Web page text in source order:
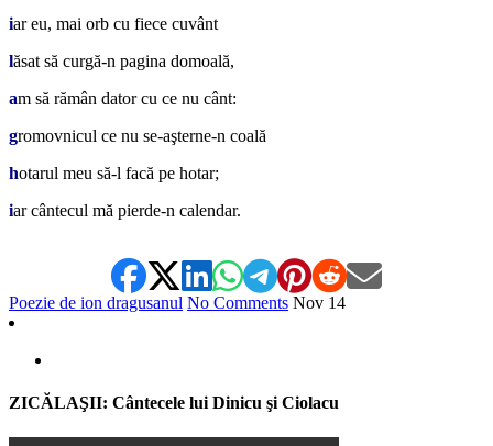
iar eu, mai orb cu fiece cuvânt
lăsat să curgă-n pagina domoală,
am să rămân dator cu ce nu cânt:
gromovnicul ce nu se-aşterne-n coală
hotarul meu să-l facă pe hotar;
iar cântecul mă pierde-n calendar.
Poezie de ion dragusanul No Comments Nov 14
ZICĂLAŞII: Cântecele lui Dinicu şi Ciolacu